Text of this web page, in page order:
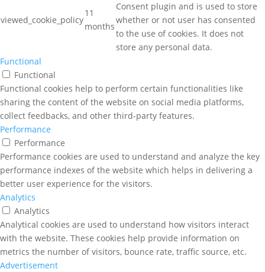
viewed_cookie_policy
11
months
Consent plugin and is used to store
whether or not user has consented
to the use of cookies. It does not
store any personal data.
Functional
Functional
Functional cookies help to perform certain functionalities like
sharing the content of the website on social media platforms,
collect feedbacks, and other third-party features.
Performance
Performance
Performance cookies are used to understand and analyze the key
performance indexes of the website which helps in delivering a
better user experience for the visitors.
Analytics
Analytics
Analytical cookies are used to understand how visitors interact
with the website. These cookies help provide information on
metrics the number of visitors, bounce rate, traffic source, etc.
Advertisement